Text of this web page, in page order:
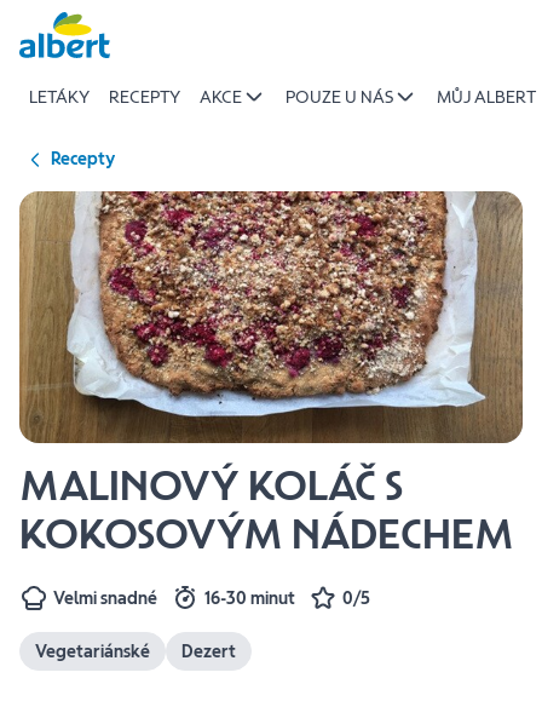
Přeskočit
LETÁKY RECEPTY AKCE POUZE U NÁS MŮJ ALBERT
Recepty
MALINOVÝ KOLÁČ S
KOKOSOVÝM NÁDECHEM
Velmi snadné 16-30 minut 0/5
Vegetariánské Dezert